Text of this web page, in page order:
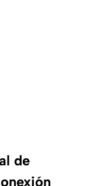
de